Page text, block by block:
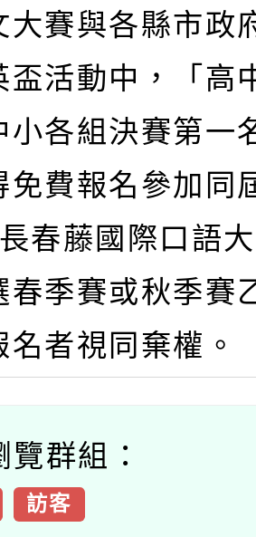
大賽與各縣市政
盃活動中，「高
小各組決賽第一
免費報名參加同
春藤國際口語
春季賽或秋季賽
名者視同棄權。
群組：
訪客